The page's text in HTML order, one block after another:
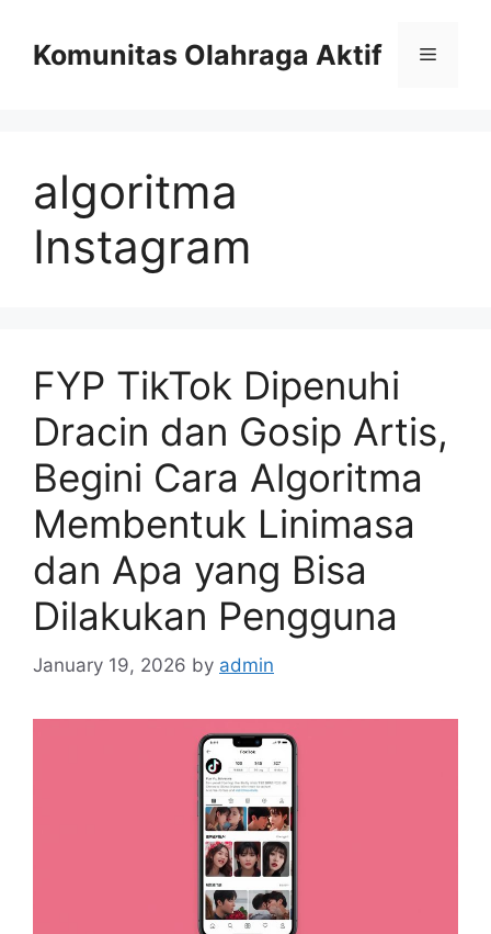
contentKomunitas Olahraga Aktif Menu
algoritma
Instagram
FYP TikTok Dipenuhi
Dracin dan Gosip Artis,
Begini Cara Algoritma
Membentuk Linimasa
dan Apa yang Bisa
Dilakukan Pengguna
January 19, 2026 by admin